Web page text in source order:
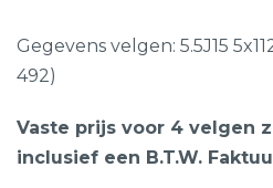
Gegevens velgen: 5.5J15
492)
Vaste prijs voor 4 velgen
inclusief een B.T.W.